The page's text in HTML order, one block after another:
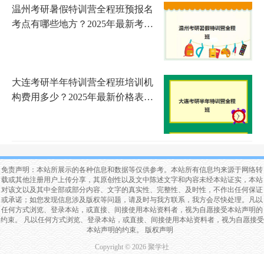
温州考研暑假特训营全程班预报名
考点有哪些地方？2025年最新考点
大连考研半年特训营全程班培训机
构费用多少？2025年最新价格表与
免责声明：本站所展示的各种信息和数据等仅供参考。本站所有信息均来源于网络转
载或其他注册用户上传分享，其原创性以及文中陈述文字和内容未经本站证实，本站
对该文以及其中全部或部分内容、文字的真实性、完整性、及时性，不作出任何保证
或承诺；如您发现信息涉及版权等问题，请及时与我方联系，我方会尽快处理。凡以
任何方式浏览、登录本站，或直接、间接使用本站资料者，视为自愿接受本站声明的
约束。 凡以任何方式浏览、登录本站，或直接、间接使用本站资料者，视为自愿接受
本站声明的约束。
版权声明
Copyright © 2026 聚学社